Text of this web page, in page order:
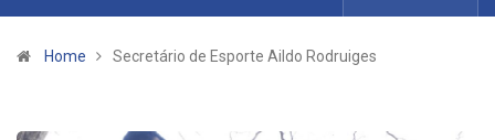
Home Secretário de Esporte Aildo Rodruiges